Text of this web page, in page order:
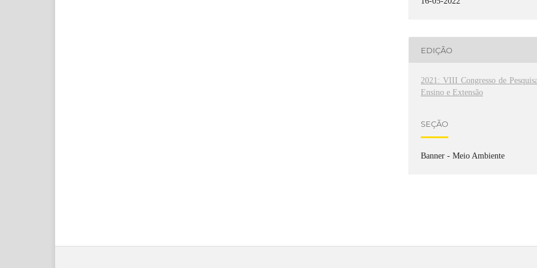
EDIÇÃO
2021: VIII Congresso de
Ensino e Extensão
SEÇÃO
Banner - Meio Ambiente